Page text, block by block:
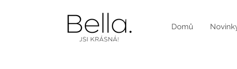
Domů